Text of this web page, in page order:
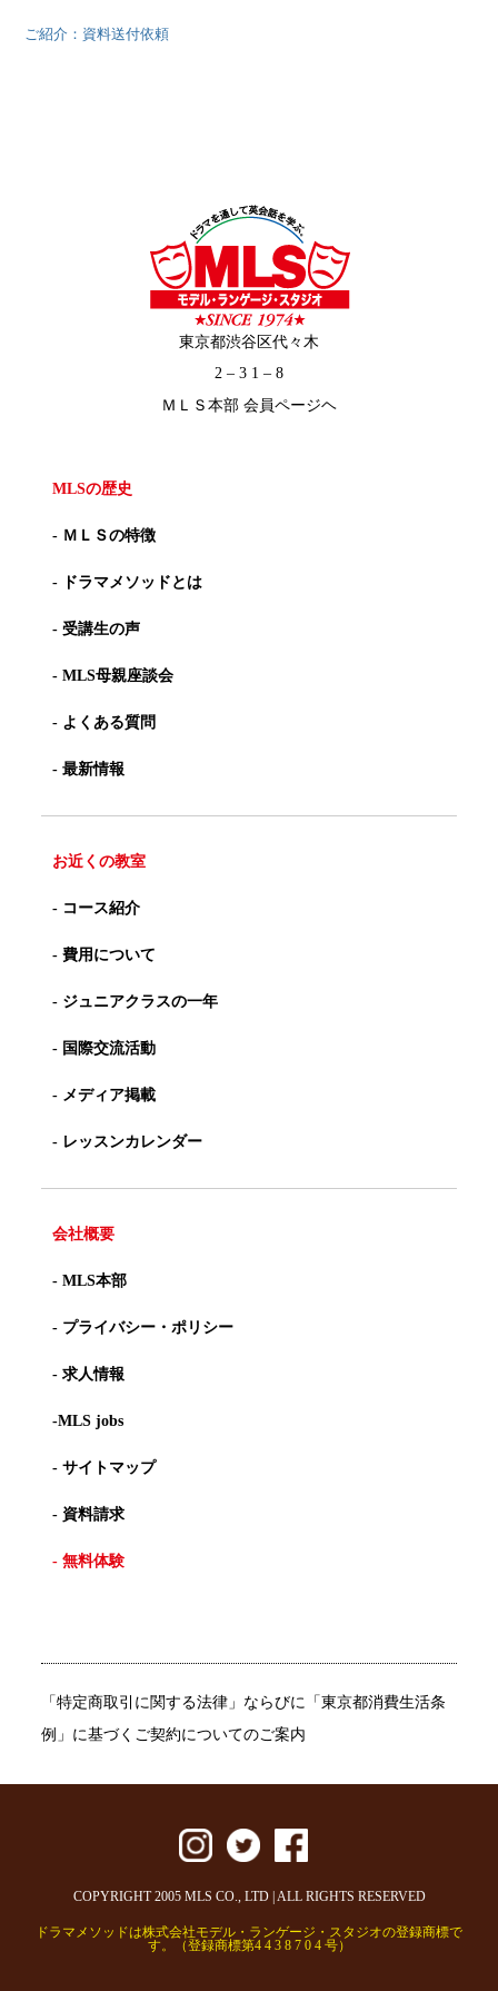
ご紹介：資料送付依頼
東京都渋谷区代々木
2 – 3 1 – 8
ＭＬＳ本部 会員ページヘ
MLSの歴史
- ＭＬＳの特徴
- ドラマメソッドとは
- 受講生の声
- MLS母親座談会
- よくある質問
- 最新情報
お近くの教室
- コース紹介
- 費用について
- ジュニアクラスの一年
- 国際交流活動
- メディア掲載
- レッスンカレンダー
会社概要
- MLS本部
- プライバシー・ポリシー
- 求人情報
-MLS jobs
- サイトマップ
- 資料請求
- 無料体験
「特定商取引に関する法律」ならびに「東京都消費生活条
例」に基づくご契約についてのご案内
COPYRIGHT 2005 MLS CO., LTD | ALL RIGHTS RESERVED
ドラマメソッドは株式会社モデル・ランゲージ・スタジオの登録商標で
す。（登録商標第4 4 3 8 7 0 4 号）